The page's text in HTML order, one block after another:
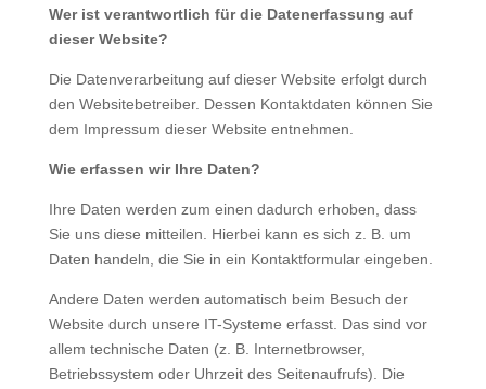
Wer ist verantwortlich für die Datenerfassung auf
dieser Website?
Die Datenverarbeitung auf dieser Website erfolgt durch
den Websitebetreiber. Dessen Kontaktdaten können Sie
dem Impressum dieser Website entnehmen.
Wie erfassen wir Ihre Daten?
Ihre Daten werden zum einen dadurch erhoben, dass
Sie uns diese mitteilen. Hierbei kann es sich z. B. um
Daten handeln, die Sie in ein Kontaktformular eingeben.
Andere Daten werden automatisch beim Besuch der
Website durch unsere IT-Systeme erfasst. Das sind vor
allem technische Daten (z. B. Internetbrowser,
Betriebssystem oder Uhrzeit des Seitenaufrufs). Die